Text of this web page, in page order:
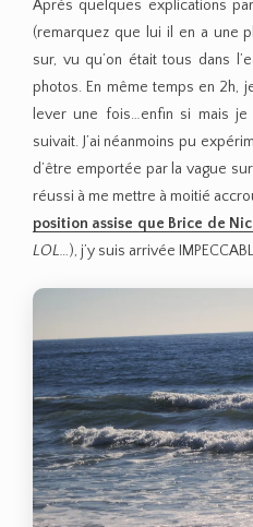
Après quelques explications
(remarquez que lui il en a une
sur, vu qu’on était tous dans
photos. En même temps en 2h,
lever une fois…enfin si mais
suivait. J’ai néanmoins pu
d’être emportée par la vague
réussi à me mettre à moitié
position assise que Brice de
LOL…), j’y suis arrivée